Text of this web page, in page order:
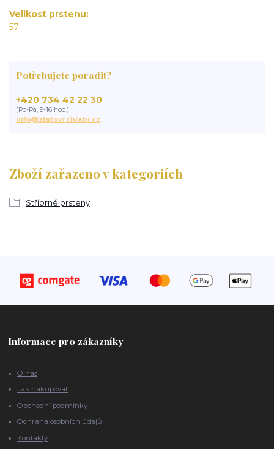
Velikost prstenu
57
Zboží zařazeno v kategoriích
Stříbrné prsteny
Potřebujete poradit?
+420 734 42 22 30
(Po-Pá, 9-16 hod.)
info@zlatovrchlabi.cz
Informace pro zákazníky
O nás
Jak nakupovat
Obchodní podmínky
Ochrana osobních údajů
Kontakty